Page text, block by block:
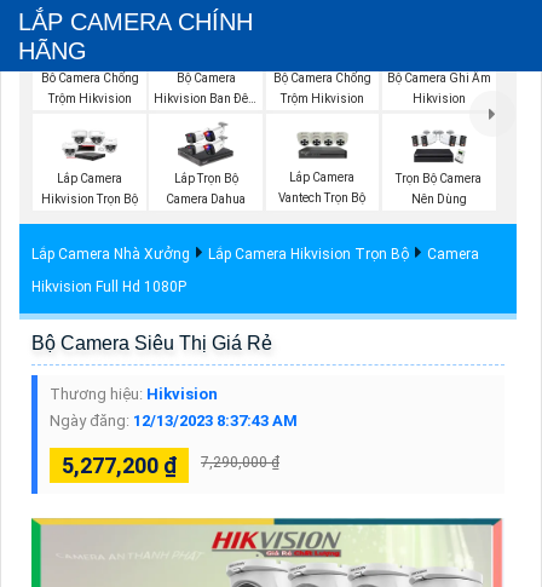
LẮP CAMERA CHÍNH
HÃNG
Bô Camera Chống
Trộm Hikvision
Bộ Camera
Hikvision Ban Đêm
Bộ Camera Chống
Trộm Hikvision
Bộ Camera Ghi Âm
Hikvision
Lắp Camera
Hikvision Trọn Bộ
Lắp Trọn Bộ
Camera Dahua
Lắp Camera
Vantech Trọn Bộ
Trọn Bộ Camera
Nên Dùng
Lắp Camera Nhà Xưởng Lắp Camera Hikvision Trọn Bộ
Camera
Hikvision Full Hd 1080P
Bộ Camera Siêu Thị Giá Rẻ
Thương hiệu: Hikvision
Ngày đăng: 12/13/2023 8:37:43 AM
5,277,200 ₫ 7,290,000 ₫